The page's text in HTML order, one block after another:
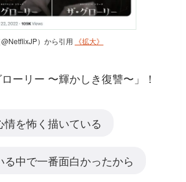
）から引用 《拡大》
ーリー 〜輝かしき復讐〜」！
情を怖く描いている
る中で一番面白かったから